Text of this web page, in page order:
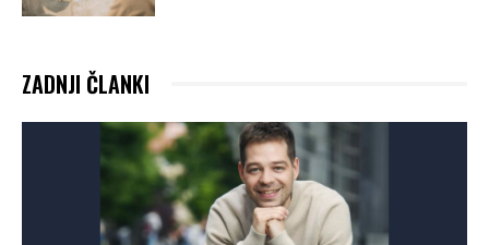
ZADNJI ČLANKI